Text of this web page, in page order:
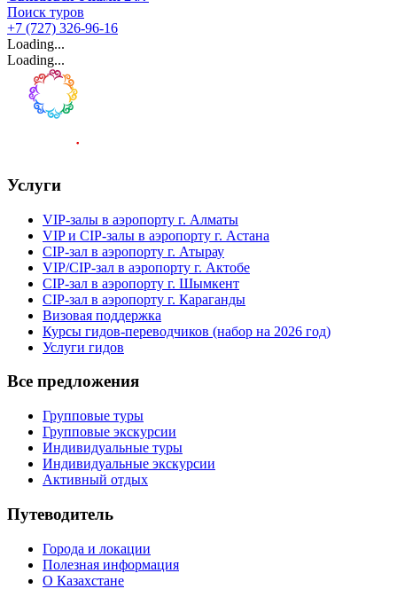
Поиск туров
+7 (727) 326-96-16
Loading...
Loading...
Услуги
VIP-залы в аэропорту г. Алматы
VIP и CIP-залы в аэропорту г. Астана
CIP-зал в аэропорту г. Атырау
VIP/CIP-зал в аэропорту г. Актобе
CIP-зал в аэропорту г. Шымкент
CIP-зал в аэропорту г. Караганды
Визовая поддержка
Курсы гидов-переводчиков (набор на 2026 год)
Услуги гидов
Все предложения
Групповые туры
Групповые экскурсии
Индивидуальные туры
Индивидуальные экскурсии
Активный отдых
Путеводитель
Города и локации
Полезная информация
О Казахстане